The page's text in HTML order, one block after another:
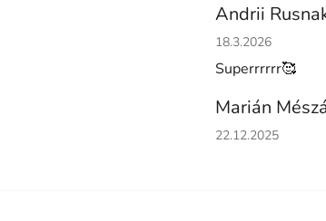
Andrii
Hodnotenie
18.3.2026
Superrrrrr🥰
Marián
Hodnotenie
22.12.2025